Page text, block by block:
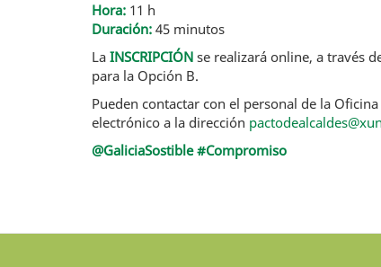
Hora: 11 h
Duración: 45 minutos
La INSCRIPCIÓN se realizará online, a través
para la Opción B.
Pueden contactar con el personal de la
electrónico a la dirección
@GaliciaSostible #Compromiso